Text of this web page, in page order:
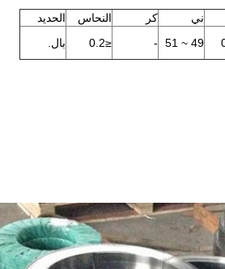
ني كر النحاس
الحديد
49 ~ 51
-
≤0.2
بال.